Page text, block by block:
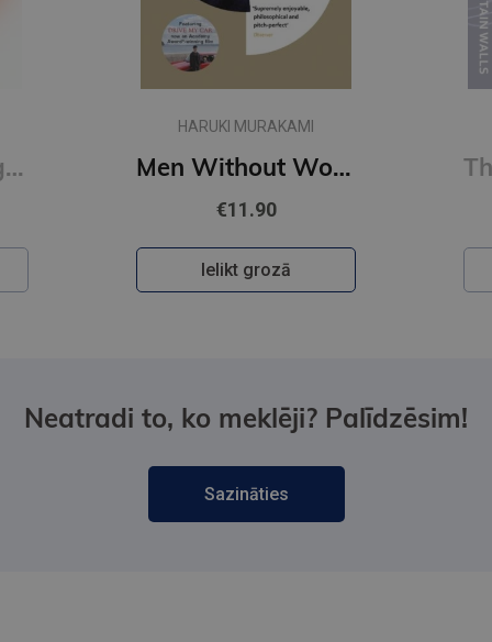
First Person Singular : mind-bending new collection of short stories
HARUKI MURAKAMI
Men Without Women
€11.90
Ielikt grozā
Neatradi to, ko meklēji? Palīdzēsim!
Sazināties